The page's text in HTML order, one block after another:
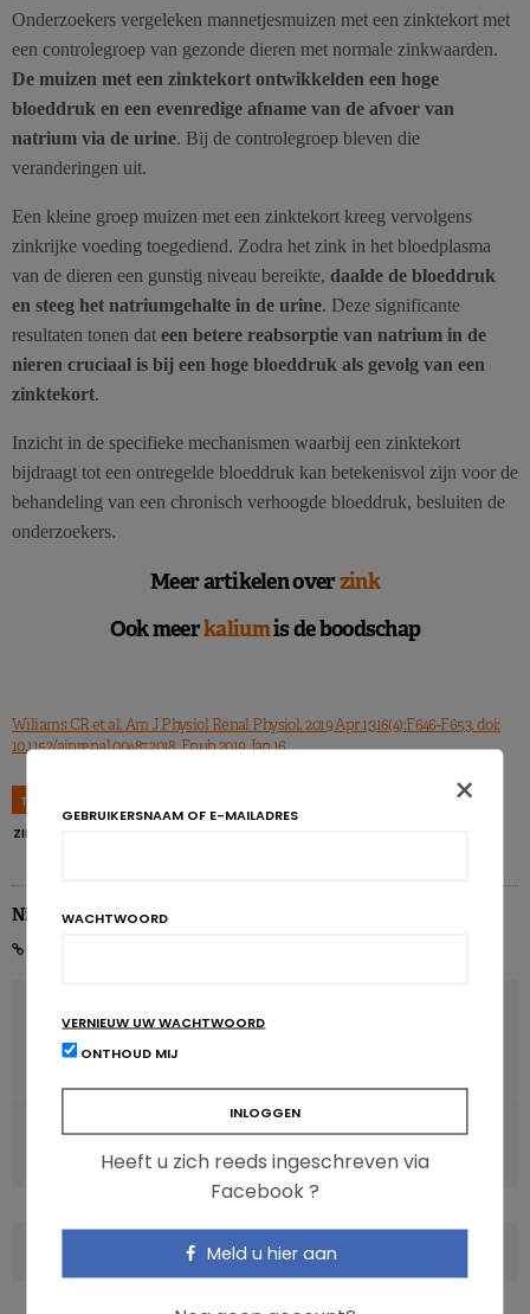
Onderzoekers vergeleken mannetjesmuizen met een zinktekort met
een controlegroep van gezonde dieren met normale zinkwaarden.
De muizen met een zinktekort ontwikkelden een hoge
bloeddruk en een evenredige afname van de afvoer van
natrium via de urine. Bij de controlegroep bleven die
veranderingen uit.
Een kleine groep muizen met een zinktekort kreeg vervolgens
zinkrijke voeding toegediend. Zodra het zink in het bloedplasma
van de dieren een gunstig niveau bereikte, daalde de bloeddruk
en steeg het natriumgehalte in de urine. Deze significante
resultaten tonen dat een betere reabsorptie van natrium in de
nieren cruciaal is bij een hoge bloeddruk als gevolg van een
zinktekort.
Inzicht in de specifieke mechanismen waarbij een zinktekort
bijdraagt tot een ontregelde bloeddruk kan betekenisvol zijn voor de
behandeling van een chronisch verhoogde bloeddruk, besluiten de
onderzoekers.
Meer artikelen overzink
Ook meerkaliumis de boodschap
Wiliams CR et al. Am J Physiol Renal Physiol. 2019 Apr 1;316(4):F646-F653. doi:
10.1152/ajprenal.00487.2018. Epub 2019 Jan 16.
TAGS
NIERZIEKTEN
ZINK
Nicolas Rousseau
Hart- en vaatziekten: bijna 1 op 5 sterfgevallen
Bio, het magische woord voor consumenten
×
GEBRUIKERSNAAM OF E-MAILADRES
WACHTWOORD
VERNIEUW UW WACHTWOORD
ONTHOUD MIJ
Heeft u zich reeds ingeschreven via
Facebook ?
Meld u hier aan